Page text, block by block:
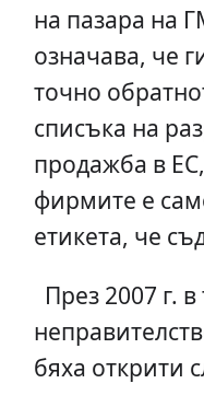
на пазара на
означава, че
точно
списъка на
продажба в
фирмите е
етикета, че
През 2007 г.
бяха открити